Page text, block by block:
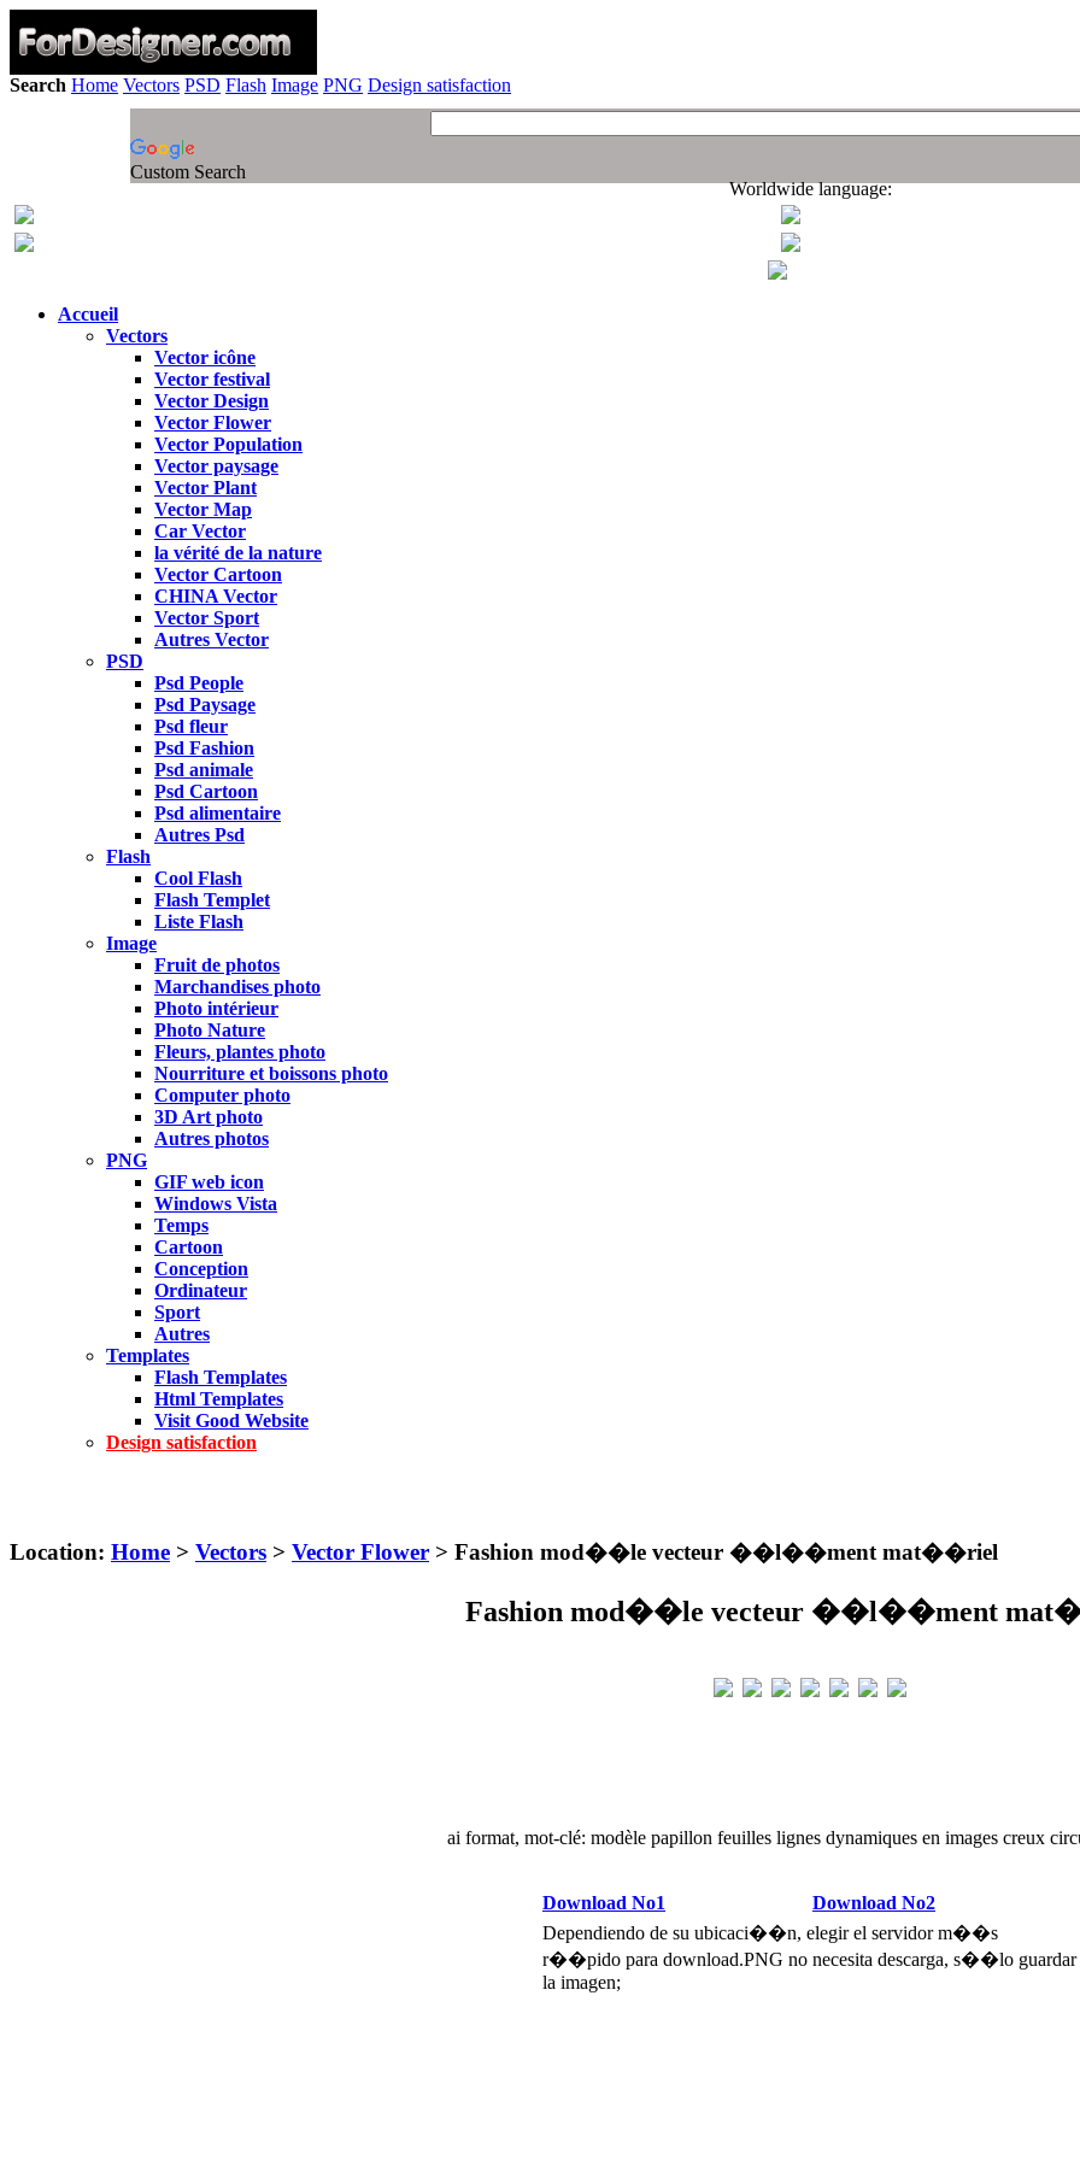
Search Home Vectors PSD Flash Image PNG Design satisfaction
Custom Search
Worldwide language:
Accueil
Vectors
Vector icône
Vector festival
Vector Design
Vector Flower
Vector Population
Vector paysage
Vector Plant
Vector Map
Car Vector
la vérité de la nature
Vector Cartoon
CHINA Vector
Vector Sport
Autres Vector
PSD
Psd People
Psd Paysage
Psd fleur
Psd Fashion
Psd animale
Psd Cartoon
Psd alimentaire
Autres Psd
Flash
Cool Flash
Flash Templet
Liste Flash
Image
Fruit de photos
Marchandises photo
Photo intérieur
Photo Nature
Fleurs, plantes photo
Nourriture et boissons photo
Computer photo
3D Art photo
Autres photos
PNG
GIF web icon
Windows Vista
Temps
Cartoon
Conception
Ordinateur
Sport
Autres
Templates
Flash Templates
Html Templates
Visit Good Website
Design satisfaction
Location: Home > Vectors > Vector Flower > Fashion mod��le vecteur ��l��ment mat��riel
Fashion mod��le vecteur ��l��ment
ai format, mot-clé: modèle papillon feuilles lignes dynamiques en images creux
Download No1
Download No2
Dependiendo de su ubicaci��n, elegir el servidor m��s
r��pido para download.PNG no necesita descarga, s��lo guardar
la imagen;